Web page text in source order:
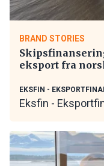
BRAND STORIES
eksport fra
EKSFIN -
Eksfin -